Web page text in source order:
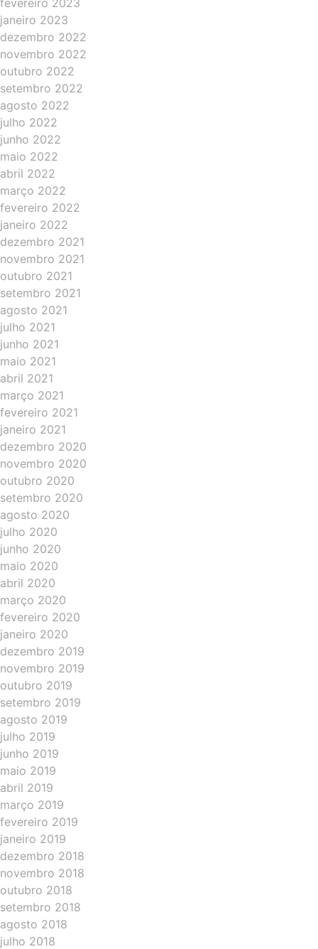
fevereiro 2023
janeiro 2023
dezembro 2022
novembro 2022
outubro 2022
setembro 2022
agosto 2022
julho 2022
junho 2022
maio 2022
abril 2022
março 2022
fevereiro 2022
janeiro 2022
dezembro 2021
novembro 2021
outubro 2021
setembro 2021
agosto 2021
julho 2021
junho 2021
maio 2021
abril 2021
março 2021
fevereiro 2021
janeiro 2021
dezembro 2020
novembro 2020
outubro 2020
setembro 2020
agosto 2020
julho 2020
junho 2020
maio 2020
abril 2020
março 2020
fevereiro 2020
janeiro 2020
dezembro 2019
novembro 2019
outubro 2019
setembro 2019
agosto 2019
julho 2019
junho 2019
maio 2019
abril 2019
março 2019
fevereiro 2019
janeiro 2019
dezembro 2018
novembro 2018
outubro 2018
setembro 2018
agosto 2018
julho 2018